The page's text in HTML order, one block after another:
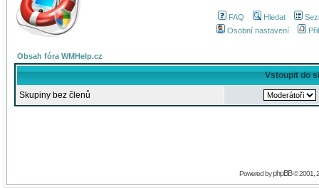
FAQ Hledat
Osobní nastavení
Obsah fóra WMHelp.cz
Vstoupit do
Skupiny bez členů
Powered byphpBB© 2001,